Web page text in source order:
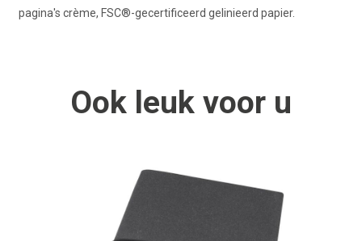
pagina's crème, FSC®-gecertificeerd gelinieerd papier.
Ook leuk voor u